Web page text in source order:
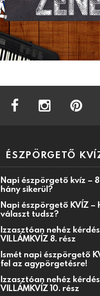
facebook instagram
ÉSZPÖRGETŐ
Napi észpörgető kvíz –
hány sikerül?
Napi észpörgető KVÍZ –
választ tudsz?
Izzasztóan nehéz
VILLÁMKVÍZ 8. rész
Ismét napi észpörgető
fel az agypörgetésre!
Izzasztóan nehéz
VILLÁMKVÍZ 10. rész